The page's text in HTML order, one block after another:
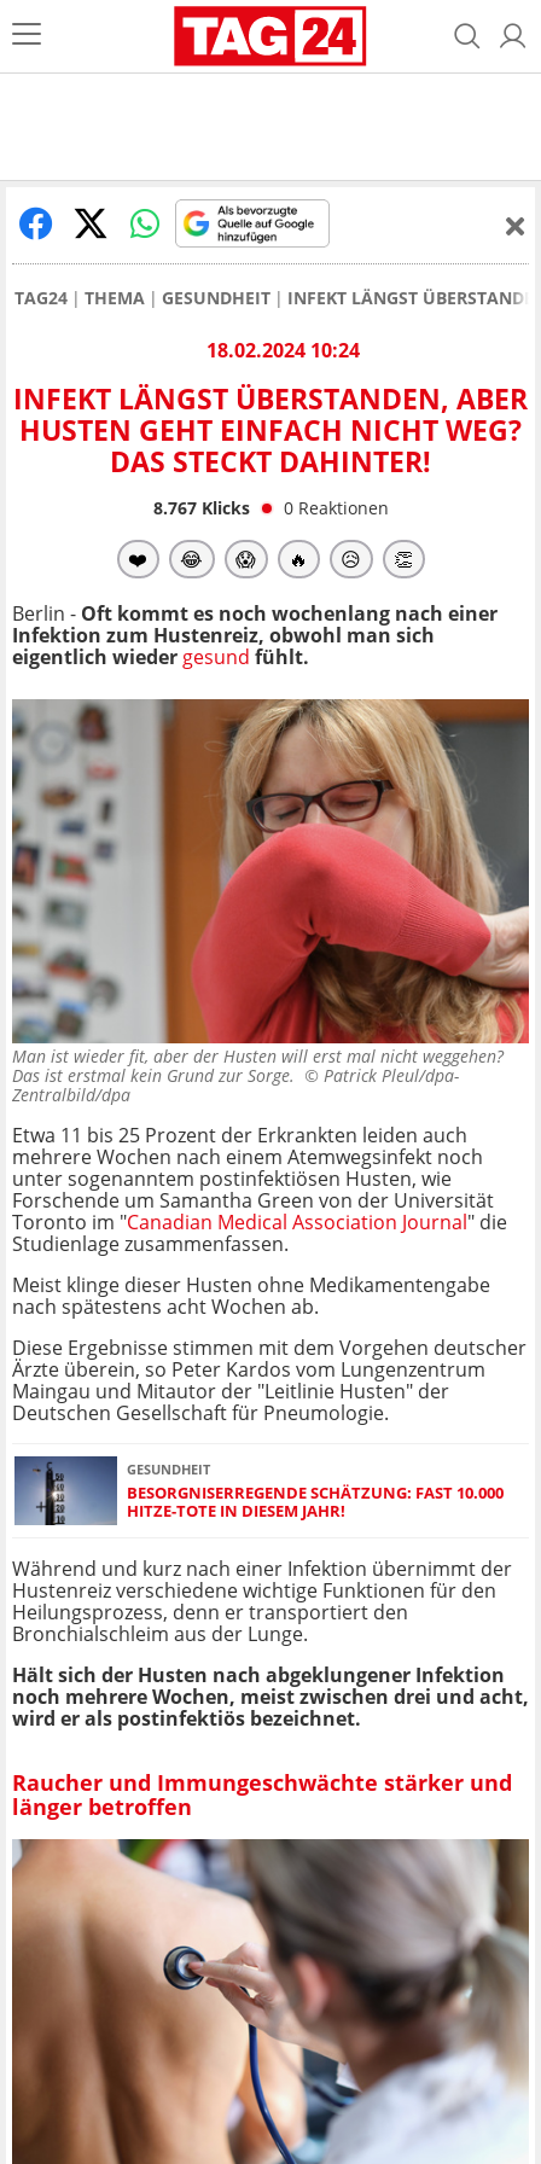
TAG24 THEMA GESUNDHEIT INFEKT LÄNGST
18.02.2024 10:24
INFEKT LÄNGST ÜBERSTANDEN, ABER
HUSTEN GEHT EINFACH NICHT WEG?
DAS STECKT DAHINTER!
8.767Klicks 0 Reaktionen
❤️ 😂 😱 🔥 😥 👏
Berlin - Oft kommt es noch wochenlang nach einer
Infektion zum Hustenreiz, obwohl man sich
eigentlich wieder gesund fühlt.
Man ist wieder fit, aber der Husten will erst mal nicht weggehen?
Das ist erstmal kein Grund zur Sorge. © Patrick Pleul/dpa-
Zentralbild/dpa
Etwa 11 bis 25 Prozent der Erkrankten leiden auch
mehrere Wochen nach einem Atemwegsinfekt noch
unter sogenanntem postinfektiösen Husten, wie
Forschende um Samantha Green von der Universität
Toronto im "Canadian Medical Association Journal" die
Studienlage zusammenfassen.
Meist klinge dieser Husten ohne Medikamentengabe
nach spätestens acht Wochen ab.
Diese Ergebnisse stimmen mit dem Vorgehen deutscher
Ärzte überein, so Peter Kardos vom Lungenzentrum
Maingau und Mitautor der "Leitlinie Husten" der
Deutschen Gesellschaft für Pneumologie.
GESUNDHEIT
BESORGNISERREGENDE SCHÄTZUNG: FAST 10.000
HITZE-TOTE IN DIESEM JAHR!
Während und kurz nach einer Infektion übernimmt der
Hustenreiz verschiedene wichtige Funktionen für den
Heilungsprozess, denn er transportiert den
Bronchialschleim aus der Lunge.
Hält sich der Husten nach abgeklungener Infektion
noch mehrere Wochen, meist zwischen drei und acht,
wird er als postinfektiös bezeichnet.
Raucher und Immungeschwächte stärker und
länger betroffen